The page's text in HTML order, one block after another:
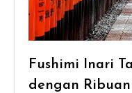
Fushimi Inari
dengan